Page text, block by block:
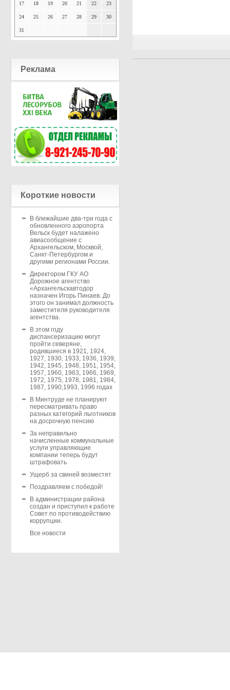
17 18 19 20 21 22 23
24 25 26 27 28 29 30
31
Реклама
Короткие новости
В ближайшие два-три года с
обновленного аэропорта
Вельск будет налажено
авиасообщение с
Архангельском, Москвой,
Санкт-Петербургом и
другими регионами России.
Директором ГКУ АО
Дорожное агентство
«Архангельскавтодор
назначен Игорь Пинаев. До
этого он занимал должность
заместителя руководителя
агентства.
В этом году
диспансеризацию могут
пройти северяне,
родившиеся в 1921, 1924,
1927, 1930, 1933, 1936, 1939,
1942, 1945, 1948, 1951, 1954,
1957, 1960, 1963, 1966, 1969,
1972, 1975, 1978, 1981, 1984,
1987, 1990,1993, 1996 годах
В Минтруде не планируют
пересматривать право
разных категорий льготников
на досрочную пенсию
За неправильно
начисленные коммунальные
услуги управляющие
компании теперь будут
штрафовать
Ущерб за свиней возместят
Поздравляем с победой!
В администрации района
создан и приступил к работе
Совет по противодействию
коррупции.
Все новости